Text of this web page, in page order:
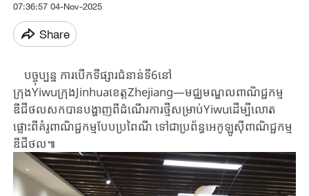
07:36:57 04-Nov-2025
Share
បច្ចុប្បន្ន ​ការបើកទីផ្សារជំនាន់ទី6នៅ
ក្រុងYiwuក្រុងJinhuaខេត្តZhejiang—មជ្ឈមណ្ឌល​ពាណិជ្ជកម្ម​
ឌីជីថលសក​បាន​បង្ហាញពី​ដំណើរការថ្មី​សម្រាប់Yiwuដើម្បីលោត
ផ្លោះពីគំរូពាណិជ្ជកម្មបែបប្រពៃណី ទៅជាប្រព័ន្ធអេកូឡូស៊ីពាណិជ្ជកម្ម
ឌីជីថល៕